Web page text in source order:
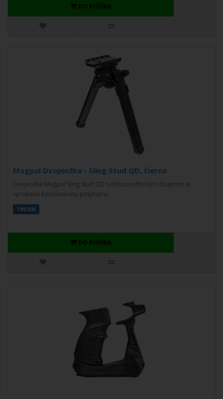
DO KOŠÍKA
Magpul Dvojnožka - Sling Stud QD, čierna
Dvojnožka Magpul Sling Stud QD s nízkoprofilovým dizajnom je
vyrobená kombináciou polyméru..
199,00€
DO KOŠÍKA